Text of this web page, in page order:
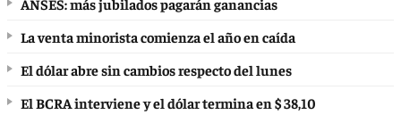
La venta minorista comienza el año en caída
El dólar abre sin cambios respecto del lunes
El BCRA interviene y el dólar termina en $ 38,10